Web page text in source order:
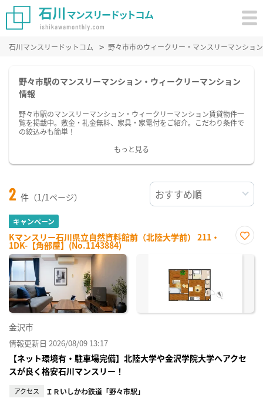
石川マンスリードットコム 野々市市のウィークリー・マンスリーマンショ
野々市駅のマンスリーマンション・ウィークリーマンション
情報
野々市駅のマンスリーマンション・ウィークリーマンション賃貸物件一
覧を掲載中。敷金・礼金無料、家具・家電付をご紹介。こだわり条件で
の絞込みも簡単！
もっと見る
2 件（1/1ページ）
キャンペーン
Kマンスリー石川県立自然資料館前（北陸大学前） 211・
1DK-【角部屋】(No.1143884)
に入
金沢市
情報更新日 2026/08/09 13:17
【ネット環境有・駐車場完備】北陸大学や金沢学院大学へアクセ
スが良く格安石川マンスリー！
アクセス ＩＲいしかわ鉄道「野々市駅」